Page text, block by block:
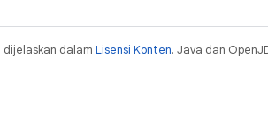
dalam Lisensi Konten. Java dan